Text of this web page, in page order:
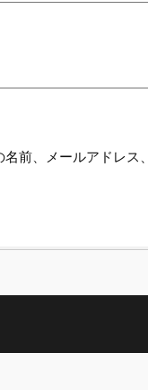
前、メールアドレス